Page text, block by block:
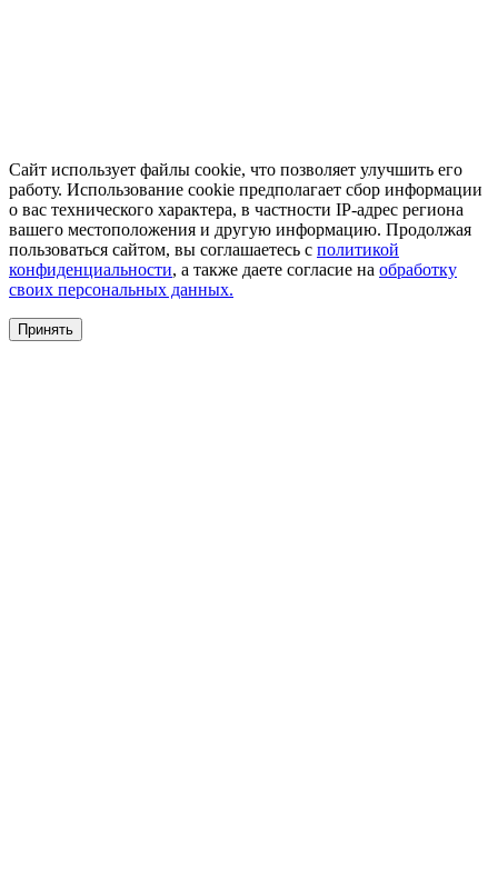
Сайт использует файлы cookie, что позволяет улучшить его
работу. Использование cookie предполагает сбор информации
о вас технического характера, в частности IP-адрес региона
вашего местоположения и другую информацию. Продолжая
пользоваться сайтом, вы соглашаетесь с политикой
конфиденциальности, а также даете согласие на обработку
своих персональных данных.
Принять